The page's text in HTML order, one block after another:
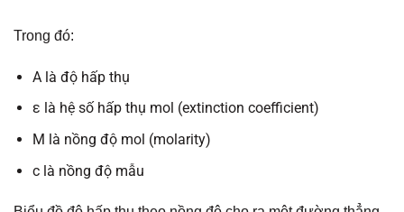
Trong đó:
A là độ hấp thụ
ε là hệ số hấp thụ mol (extinction coefficient)
M là nồng độ mol (molarity)
c là nồng độ mẫu